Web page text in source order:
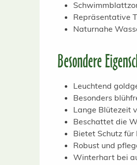
Repräsentative
Naturnahe
Besondere
Leuchtend
Besonders
Lange Blütezeit
Beschattet die
Bietet Schutz für
Robust und
Winterhart bei